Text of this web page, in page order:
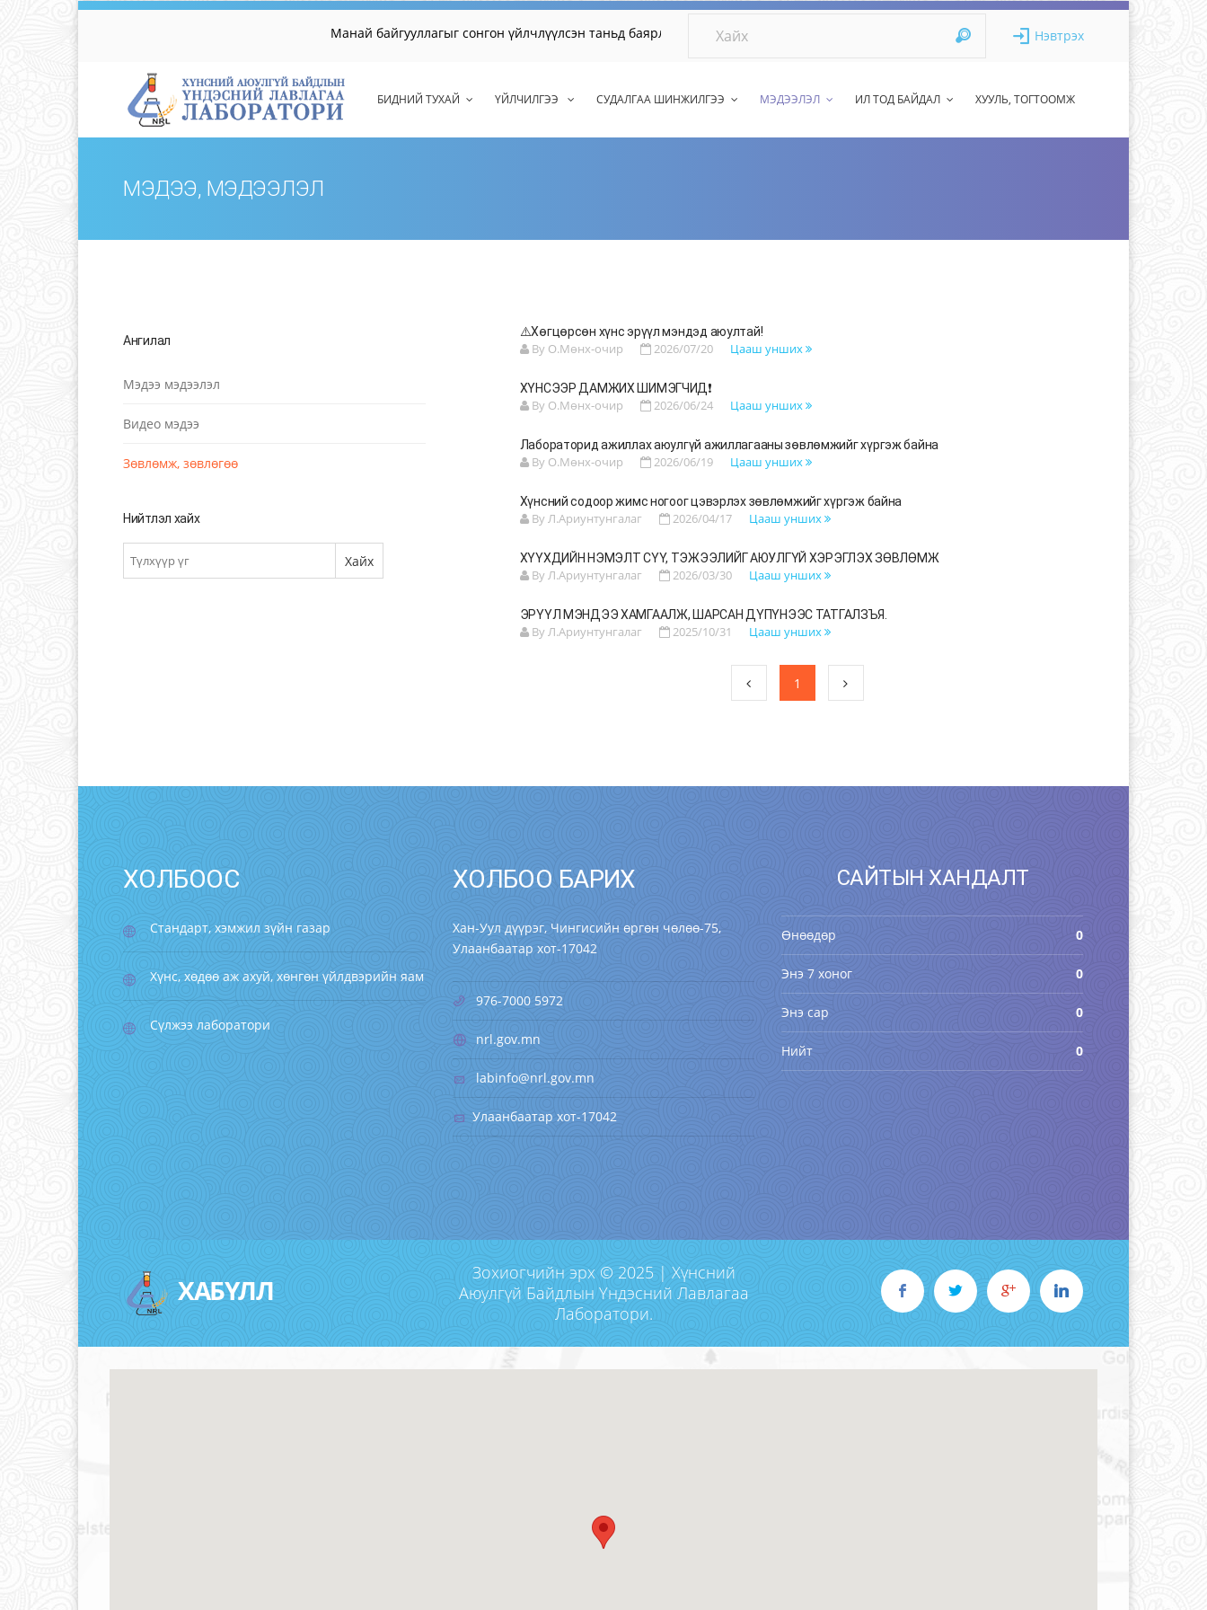
Манай байгууллагыг сонгон үйлчлүүлсэн таньд баярлалаа. Нэвтрэх
БИДНИЙ ТУХАЙ ҮЙЛЧИЛГЭЭ СУДАЛГАА ШИНЖИЛГЭЭ МЭДЭЭЛЭЛ ИЛ ТОД БАЙДАЛ ХУУЛЬ, ТОГТООМЖ
МЭДЭЭ, МЭДЭЭЛЭЛ
Ангилал
Мэдээ мэдээлэл
Видео мэдээ
Зөвлөмж, зөвлөгөө
Нийтлэл хайх
⚠️Хөгцөрсөн хүнс эрүүл мэндэд аюултай!
By О.Мөнх-очир 2026/07/20 Цааш унших
ХҮНСЭЭР ДАМЖИХ ШИМЭГЧИД❗️
By О.Мөнх-очир 2026/06/24 Цааш унших
Лабораторид ажиллах аюулгүй ажиллагааны зөвлөмжийг хүргэж байна
By О.Мөнх-очир 2026/06/19 Цааш унших
Хүнсний содоор жимс ногоог цэвэрлэх зөвлөмжийг хүргэж байна
By Л.Ариунтунгалаг 2026/04/17 Цааш унших
ХҮҮХДИЙН НЭМЭЛТ СҮҮ, ТЭЖЭЭЛИЙГ АЮУЛГҮЙ ХЭРЭГЛЭХ ЗӨВЛӨМЖ
By Л.Ариунтунгалаг 2026/03/30 Цааш унших
ЭРҮҮЛ МЭНДЭЭ ХАМГААЛЖ, ШАРСАН ДҮПҮНЭЭС ТАТГАЛЗЪЯ.
By Л.Ариунтунгалаг 2025/10/31 Цааш унших
1
ХОЛБООС
Стандарт, хэмжил зүйн газар
Хүнс, хөдөө аж ахуй, хөнгөн үйлдвэрийн яам
Сүлжээ лаборатори
ХОЛБОО БАРИХ
Хан-Уул дүүрэг, Чингисийн өргөн чөлөө-75,
Улаанбаатар хот-17042
976-7000 5972
nrl.gov.mn
labinfo@nrl.gov.mn
Улаанбаатар хот-17042
САЙТЫН ХАНДАЛТ
Өнөөдөр 0
Энэ 7 хоног 0
Энэ сар 0
Нийт 0
ХАБҮЛЛ
Зохиогчийн эрх © 2025 | Хүнсний
Аюулгүй Байдлын Үндэсний Лавлагаа
Лаборатори.